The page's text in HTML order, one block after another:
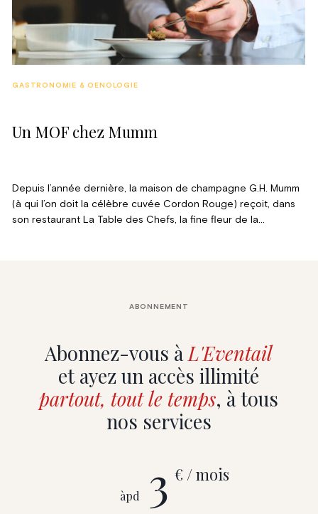
Un MOF chez Mumm
GASTRONOMIE & OENOLOGIE
Depuis l’année dernière, la maison de champagne G.H. Mumm
(à qui l’on doit la célèbre cuvée Cordon Rouge) reçoit, dans
son restaurant La Table des Chefs, la fine fleur de la
Abonnez-vous àL'Eventail
et ayez un accès illimité
partout, tout le temps, à tous
nos services
ABONNEMENT
àpd 3 € / mois